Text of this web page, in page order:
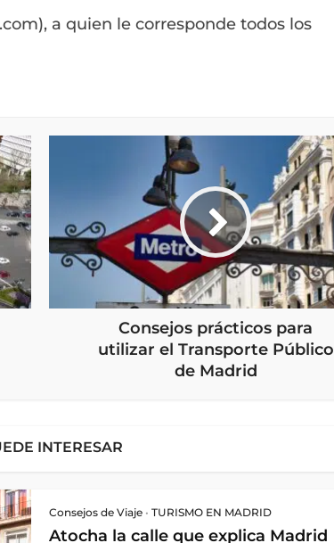
a quien le corresponde todos los
Consejos prácticos para
utilizar el Transporte Público
de Madrid
INTERESAR
Consejos de Viaje • TURISMO EN MADRID
Atocha la calle que explica Madrid